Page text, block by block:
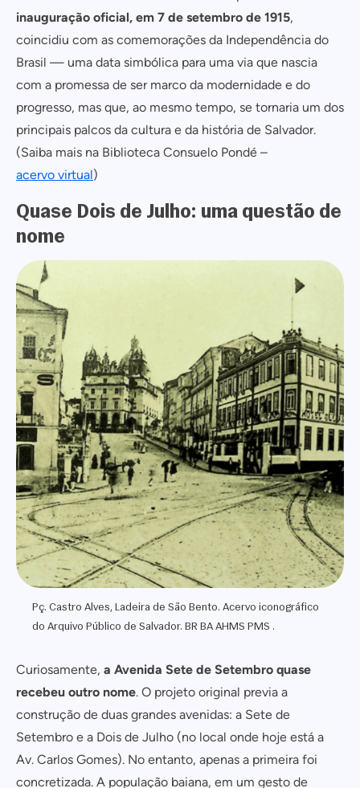
inauguração oficial, em 7 de setembro de 1915,
coincidiu com as comemorações da Independência do
Brasil — uma data simbólica para uma via que nascia
com a promessa de ser marco da modernidade e do
progresso, mas que, ao mesmo tempo, se tornaria um dos
principais palcos da cultura e da história de Salvador.
(Saiba mais na Biblioteca Consuelo Pondé –
acervo virtual)
Quase Dois de Julho: uma questão de
nome
Pç. Castro Alves, Ladeira de São Bento. Acervo iconográfico
do Arquivo Público de Salvador. BR BA AHMS PMS .
Curiosamente, a Avenida Sete de Setembro quase
recebeu outro nome. O projeto original previa a
construção de duas grandes avenidas: a Sete de
Setembro e a Dois de Julho (no local onde hoje está a
Av. Carlos Gomes). No entanto, apenas a primeira foi
concretizada. A população baiana, em um gesto de